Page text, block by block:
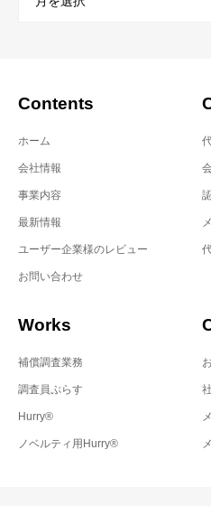
Contents
ホーム
会社情報
事業内容
最新情報
ユーザー企業様のレビュー
お問い合わせ
Works
補償調査業務
調査員ぷらす
Hurry®
ノベルティ用Hurry®